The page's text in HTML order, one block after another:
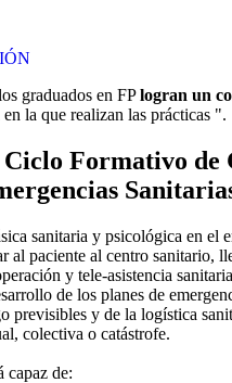
graduados en FPlogran un
en la que realizan las prácticas ".
Formativo de
sanitaria y psicológica en el
al paciente al centro sanitario,
y tele-asistencia
de los planes de
previsibles y de la logística
colectiva o catástrofe.
capaz de: